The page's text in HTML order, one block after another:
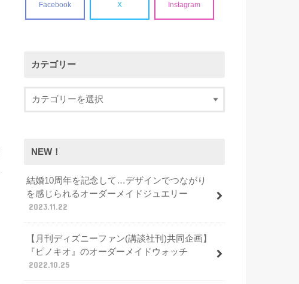
Facebook X Instagram
カテゴリー
NEW！
結婚10周年を記念して…デザインでつながり
を感じられるオーダーメイドジュエリー
2023.11.22
【月刊ディズニーファン(講談社刊)共同企画】
『ピノキオ』のオーダーメイドウォッチ
2022.10.25